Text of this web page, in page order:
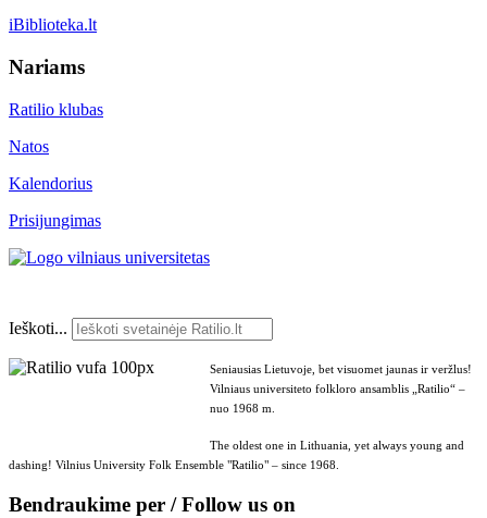
iBiblioteka.lt
Nariams
Ratilio klubas
Natos
Kalendorius
Prisijungimas
Ieškoti...
Seniausias Lietuvoje, bet visuomet jaunas ir veržlus!
Vilniaus universiteto folkloro ansamblis „Ratilio“ –
nuo 1968 m.
The oldest one in Lithuania, yet always young and
dashing! Vilnius University Folk Ensemble "Ratilio" – since 1968.
Bendraukime per / Follow us on